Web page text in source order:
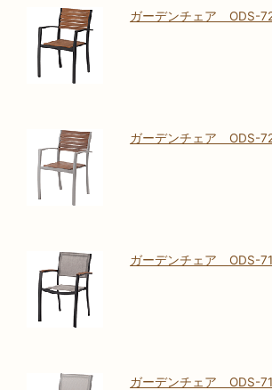
ガーデンチェア ODS-
ガーデンチェア ODS-
ガーデンチェア ODS-
ガーデンチェア ODS-